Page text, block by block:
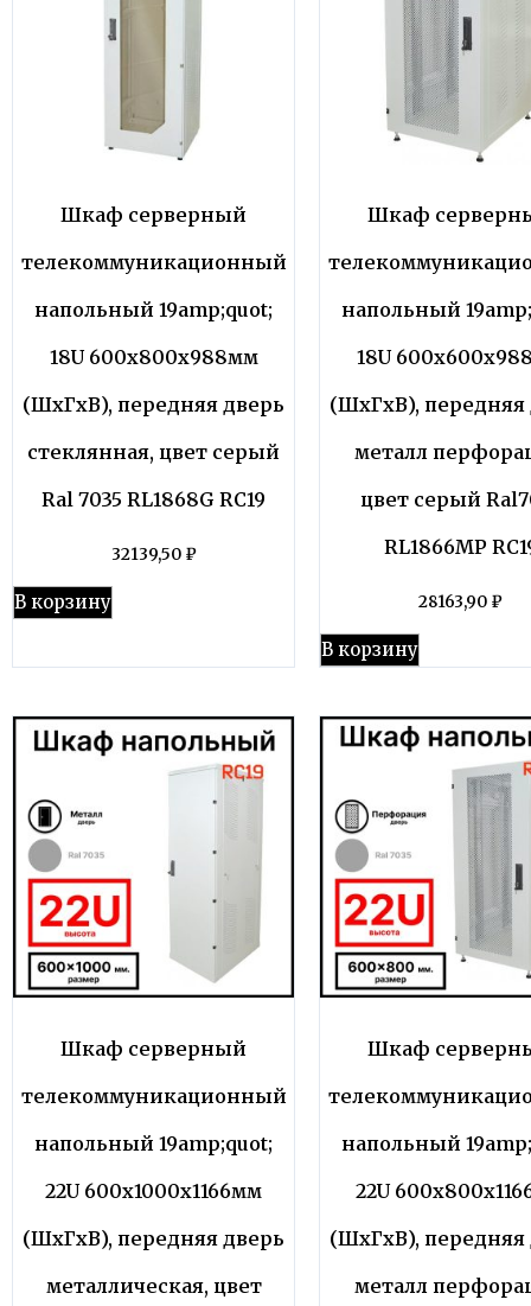
Шкаф серверный
телекоммуникационный
напольный 19amp;quot;
18U 600x800x988мм
(ШхГхВ), передняя дверь
стеклянная, цвет серый
Ral 7035 RL1868G RC19
32139,50 ₽
В корзину
Шкаф
напольный
18U
(ШхГхВ), передняя
металл
цвет серый
RL1866MP
28163,90 ₽
В корзину
Шкаф серверный
телекоммуникационный
напольный 19amp;quot;
22U 600x1000x1166мм
(ШхГхВ), передняя дверь
металлическая, цвет
Шкаф
напольный
22U
(ШхГхВ), передняя
металл